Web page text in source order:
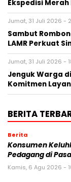
Ekspedisi Merah
Jumat, 31 Juli 2026 -
Sambut
LAMR Perkuat
Jumat, 31 Juli 2026 -
Jenguk Warga
Komitmen
BERITA
Berita
Konsumen
Pedagang di
Kamis, 6 Agu 2026 -